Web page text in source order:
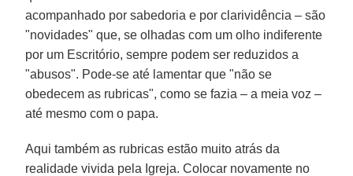
acompanhado por sabedoria e por clarividência – são
"novidades" que, se olhadas com um olho indiferente
por um Escritório, sempre podem ser reduzidos a
"abusos". Pode-se até lamentar que "não se
obedecem as rubricas", como se fazia – a meia voz –
até mesmo com o papa.
Aqui também as rubricas estão muito atrás da
realidade vivida pela Igreja. Colocar novamente no